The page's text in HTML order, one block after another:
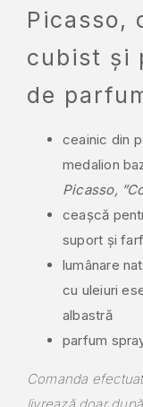
Picasso,
cubist și
de
ceainic din
medalion
Picasso,
ceașcă
suport și
lumânare
cu uleiuri
albastră
parfum
Comanda